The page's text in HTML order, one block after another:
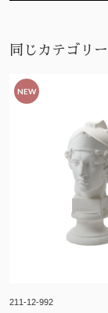
同じカテゴリ
NEW
211-12-992